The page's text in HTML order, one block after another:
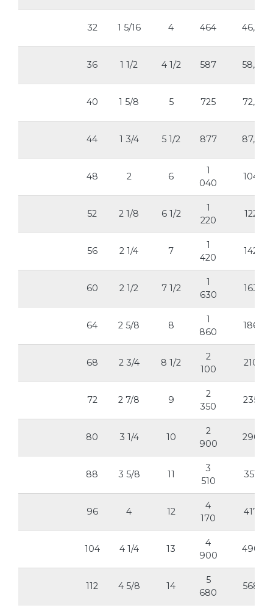
32 1 5/16 4 464 46,4
36 1 1/2 4 1/2 587 58,7
40 1 5/8 5 725 72,5
44 1 3/4 5 1/2 877 87,7
48 2 6
1
040
104
52 2 1/8 6 1/2
1
220
122
56 2 1/4 7
1
420
142
60 2 1/2 7 1/2
1
630
163
64 2 5/8 8
1
860
186
68 2 3/4 8 1/2
2
100
210
72 2 7/8 9
2
350
235
80 3 1/4 10
2
900
290
88 3 5/8 11
3
510
351
96 4 12
4
170
417
104 4 1/4 13
4
900
490
112 4 5/8 14
5
680
568